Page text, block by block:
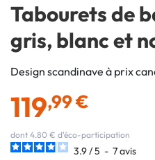
Tabourets de
gris, blanc et
Design scandinave à prix
119,99 €
dont 4.80 € d'éco-participation
3.9/5 - 7avis